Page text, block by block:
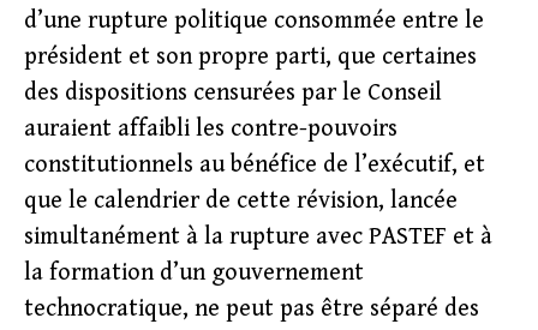
d’une rupture politique consommée entre le
président et son propre parti, que certaines
des dispositions censurées par le Conseil
auraient affaibli les contre-pouvoirs
constitutionnels au bénéfice de l’exécutif, et
que le calendrier de cette révision, lancée
simultanément à la rupture avec PASTEF et à
la formation d’un gouvernement
technocratique, ne peut pas être séparé des